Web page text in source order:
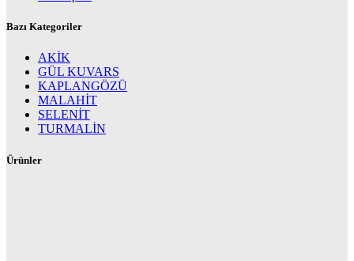
Bazı Kategoriler
AKİK
GÜL KUVARS
KAPLANGÖZÜ
MALAHİT
SELENİT
TURMALİN
Ürünler